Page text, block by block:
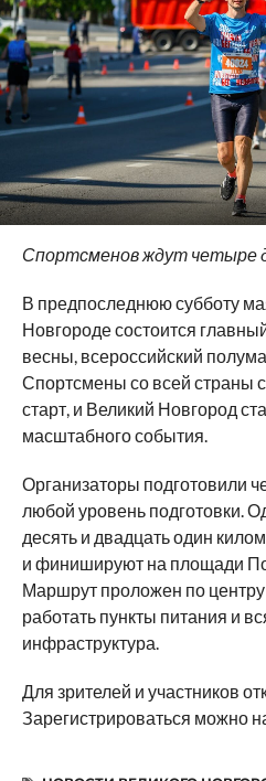
Спортсменов ждут четыре
В предпоследнюю субботу
Новгороде состоится
весны, всероссийский
Спортсмены со всей страны
старт, и Великий Новгород
масштабного события.
Организаторы подготовили
любой уровень подготовки.
десять и двадцать один
и финишируют на площади
Маршрут проложен по центру
работать пункты питания и
инфраструктура.
Для зрителей и участников
Зарегистрироваться можно